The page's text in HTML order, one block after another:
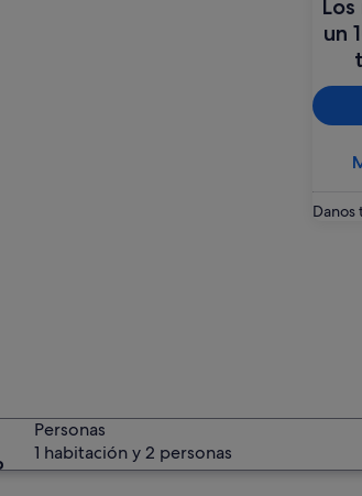
un
Danos
Personas
1 habitación y 2 personas